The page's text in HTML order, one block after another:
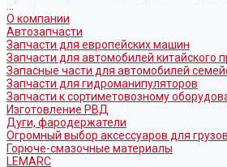
О компании
Автозапчасти
Запчасти для европейских машин
Запчасти для автомобилей китайского
Запасные части для автомобилей
Запчасти для гидроманипуляторов
Запчасти к сортиметовозному
Изготовление РВД
Дуги, фародержатели
Огромный выбор аксессуаров для
Горюче-смазочные материалы
LEMARC